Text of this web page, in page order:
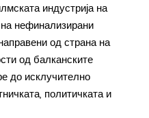
индустрија на
нефинализирани
од страна на
од балканските
до исклучително
политичката и